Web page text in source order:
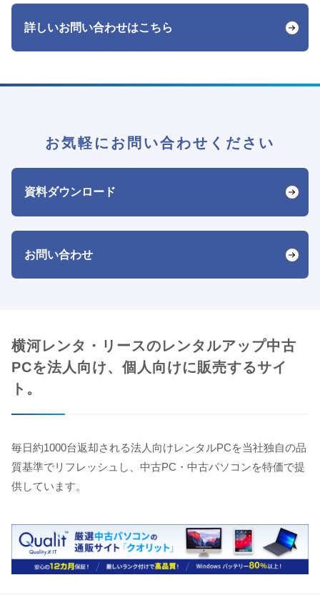
詳しいお問い合わせはこちら
お気軽にお問い合わせください
資料ダウンロード
お問い合わせ
横河レンタ・リースのレンタルアップ中古
PCを法人向け、個人向けに販売するサイ
ト。
毎日約1000台返却される法人向けレンタルPCを当社独自の品
質基準でリフレッシュし、中古PC・中古パソコンを特価で提
供しています。